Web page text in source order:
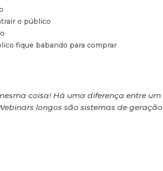
o público
fique babando para comprar
coisa! Há uma diferença entre um
longos são sistemas de geração